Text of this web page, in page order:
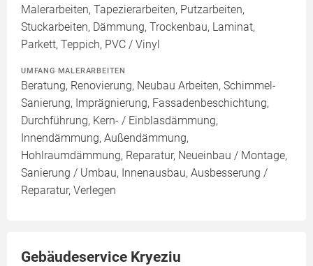
Malerarbeiten, Tapezierarbeiten, Putzarbeiten,
Stuckarbeiten, Dämmung, Trockenbau, Laminat,
Parkett, Teppich, PVC / Vinyl
UMFANG MALERARBEITEN
Beratung, Renovierung, Neubau Arbeiten, Schimmel-
Sanierung, Imprägnierung, Fassadenbeschichtung,
Durchführung, Kern- / Einblasdämmung,
Innendämmung, Außendämmung,
Hohlraumdämmung, Reparatur, Neueinbau / Montage,
Sanierung / Umbau, Innenausbau, Ausbesserung /
Reparatur, Verlegen
Gebäudeservice Kryeziu